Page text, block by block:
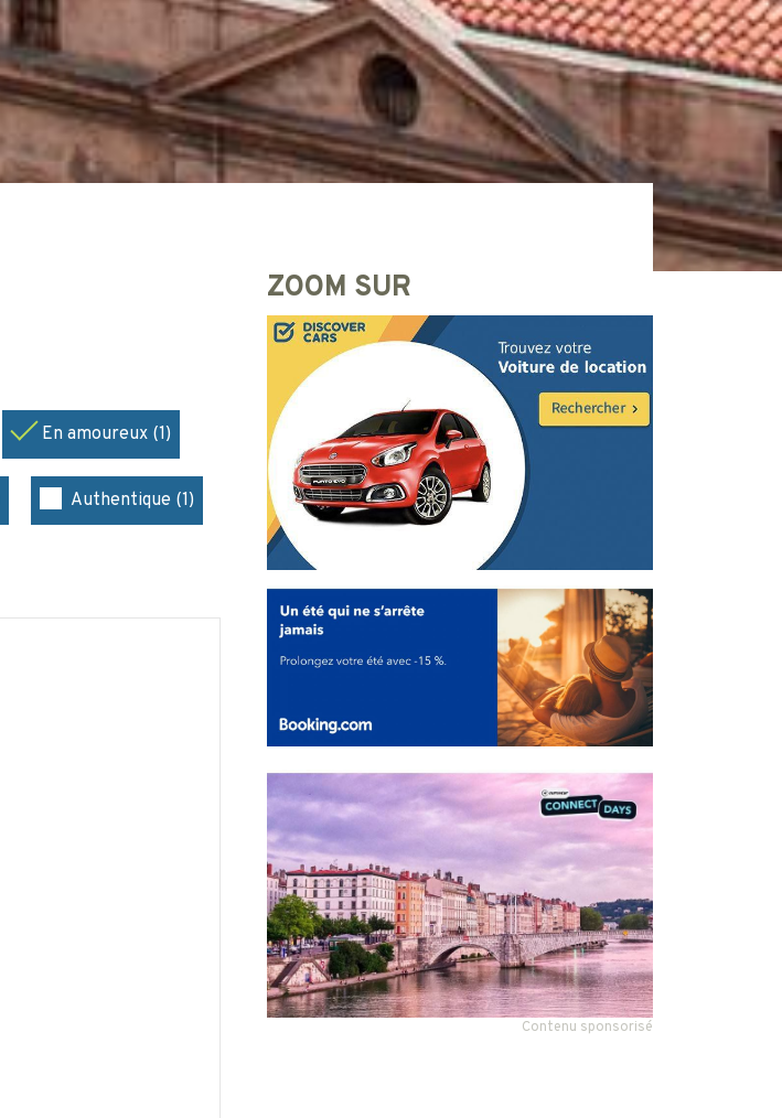
En amoureux (1)
Authentique (1)
ZOOM SUR
Contenu sponsorisé